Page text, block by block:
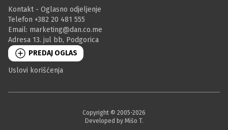
Kontakt - Oglasno odjeljenje
Telefon +382 20 481 555
Email: marketing@dan.co.me
Adresa 13. jul bb, Podgorica
PREDAJ OGLAS
Uslovi korišćenja
Copyright © 2005-2026
Developed by Mišo T.